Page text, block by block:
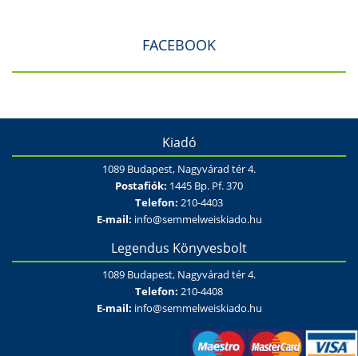
FACEBOOK
Kiadó
1089 Budapest, Nagyvárad tér 4.
Postafiók: 1445 Bp. Pf. 370
Telefon: 210-4403
E-mail: info@semmelweiskiado.hu
Legendus Könyvesbolt
1089 Budapest, Nagyvárad tér 4.
Telefon: 210-4408
E-mail: info@semmelweiskiado.hu